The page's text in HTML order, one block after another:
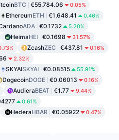
BTC €55,784.06 0.05%
EthereumETH €1,648.41 0.46%
ADA €0.1732 5.20%
HeimaHEI €0.1698 31.57%
ZcashZEC €437.81 0.16%
2.32%
SKYAISKYAI €0.08515 55.91%
DogecoinDOGE €0.06013 0.16%
AudieraBEAT €1.77 9.44%
0.61%
HederaHBAR €0.05922 0.47%